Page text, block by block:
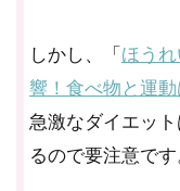
しかし、「 ほう
響！食べ物と運動
急激なダイエット
るので要注意です